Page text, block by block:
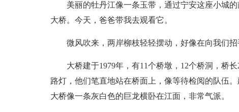
美丽的牡丹江像一条玉带，通过宁安这座小城
大桥。今天，爸爸带我去观看它。
微风吹来，两岸柳枝轻轻摆动，好像在向我们招
大桥建于1979年，有11个桥墩，12个桥洞，桥
路灯，他们笔直地站在桥面上，像等待检阅的队伍
大桥像一条灰白色的巨龙横卧在江面，非常气派。